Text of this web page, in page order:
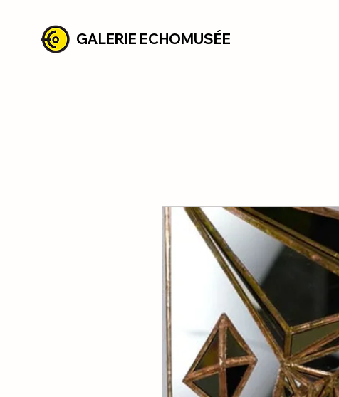
GALERIE ECHOMUSÉE